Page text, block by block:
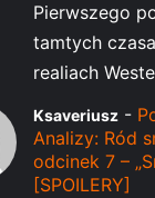
Pierwszego
tamtych
realiach
Ksaveriusz -
Analizy: Ród
odcinek 7 –
[SPOILERY]